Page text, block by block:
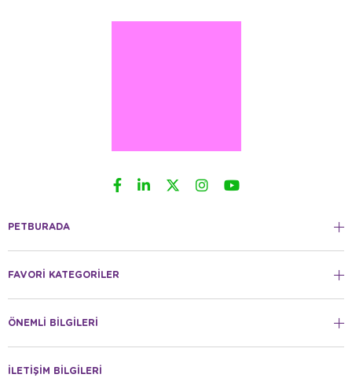
PETBURADA
FAVORİ KATEGORİLER
ÖNEMLİ BİLGİLERİ
İLETİŞİM BİLGİLERİ